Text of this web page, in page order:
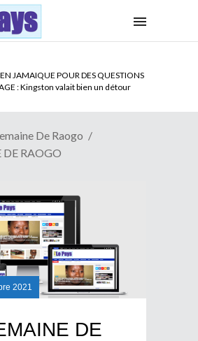
JAMAIQUE POUR DES QUESTIONS
: Kingston valait bien un détour
De Raogo
DE RAOGO
2021
DE